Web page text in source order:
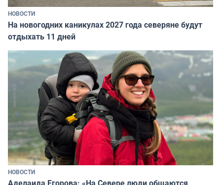
НОВОСТИ
На новогодних каникулах 2027 года северяне будут
отдыхать 11 дней
НОВОСТИ